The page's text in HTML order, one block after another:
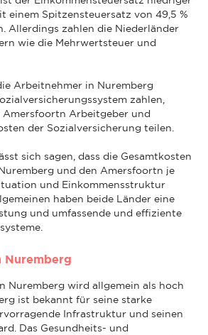
einem Spitzensteuersatz von 49,5 %
Allerdings zahlen die Niederländer
wie die Mehrwertsteuer und
Arbeitnehmer in Nuremberg
zahlen,
Amersfoortn Arbeitgeber und
der Sozialversicherung teilen.
sich sagen, dass die Gesamtkosten
und den Amersfoortn je
und Einkommensstruktur
haben beide Länder eine
und umfassende und effiziente
Nuremberg
Nuremberg wird allgemein als hoch
ist bekannt für seine starke
Infrastruktur und seinen
Das Gesundheits- und